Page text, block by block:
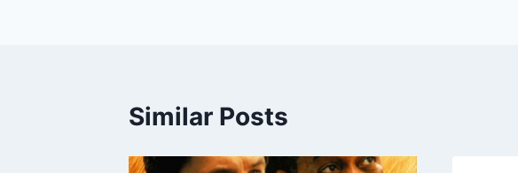
Similar Posts